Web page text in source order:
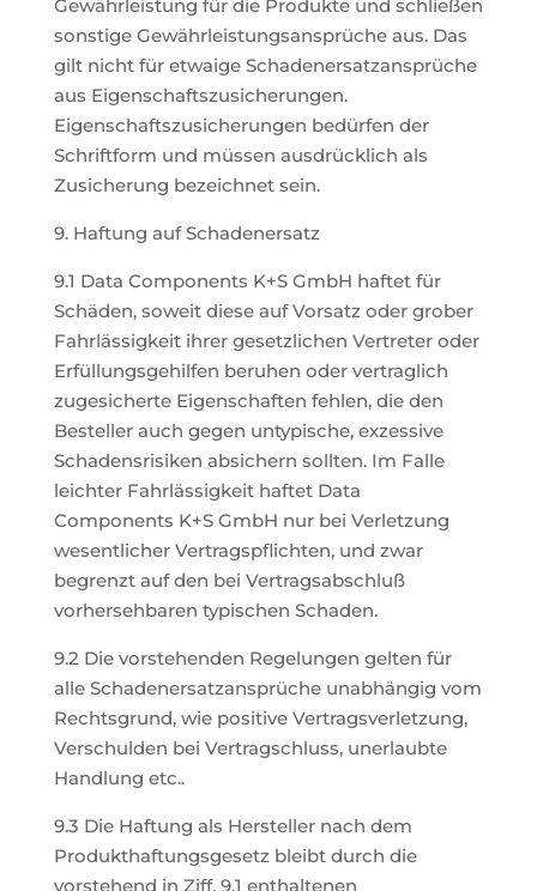
Gewährleistung für die Produkte und schließen
sonstige Gewährleistungsansprüche aus. Das
gilt nicht für etwaige Schadenersatzansprüche
aus Eigenschaftszusicherungen.
Eigenschaftszusicherungen bedürfen der
Schriftform und müssen ausdrücklich als
Zusicherung bezeichnet sein.
9. Haftung auf Schadenersatz
9.1 Data Components K+S GmbH haftet für
Schäden, soweit diese auf Vorsatz oder grober
Fahrlässigkeit ihrer gesetzlichen Vertreter oder
Erfüllungsgehilfen beruhen oder vertraglich
zugesicherte Eigenschaften fehlen, die den
Besteller auch gegen untypische, exzessive
Schadensrisiken absichern sollten. Im Falle
leichter Fahrlässigkeit haftet Data
Components K+S GmbH nur bei Verletzung
wesentlicher Vertragspflichten, und zwar
begrenzt auf den bei Vertragsabschluß
vorhersehbaren typischen Schaden.
9.2 Die vorstehenden Regelungen gelten für
alle Schadenersatzansprüche unabhängig vom
Rechtsgrund, wie positive Vertragsverletzung,
Verschulden bei Vertragschluss, unerlaubte
Handlung etc..
9.3 Die Haftung als Hersteller nach dem
Produkthaftungsgesetz bleibt durch die
vorstehend in Ziff. 9.1 enthaltenen